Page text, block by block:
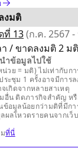
งมติ
ที่ 13(ก.ค. 2567
/ ขาดลงมติ 2 ม
ำข้อมูลไปใช้
วย = มติ) ไม่เท่ากับก
ระชุม 1 ครั้งอาจมีกา
เกิดจากหลายสาเหตุ
อื่น ติดภารกิจสำคัญ ห
อมูลน้อยกว่ามติที่มีกา
ผลโหวตรายคนจากเว็
ที่นี่